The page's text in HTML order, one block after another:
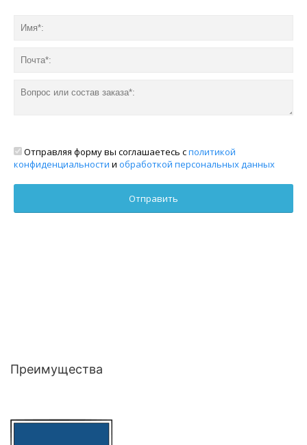
Отправляя форму вы соглашаетесь сполитикой
конфиденциальности и обработкой персональных данных
Преимущества